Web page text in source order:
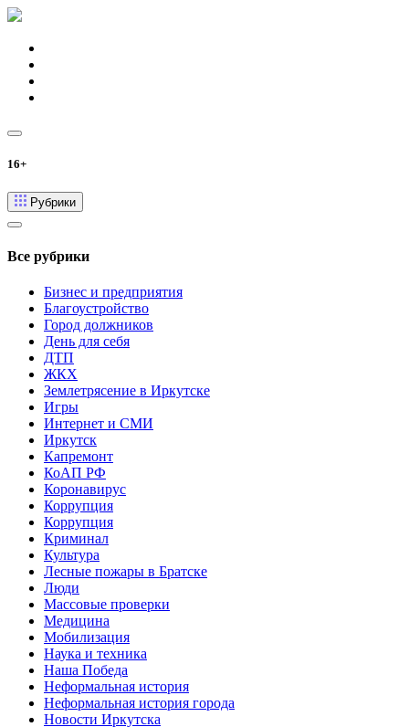
16+
Рубрики
Все рубрики
Бизнес и предприятия
Благоустройство
Город должников
День для себя
ДТП
ЖКХ
Землетрясение в Иркутске
Игры
Интернет и СМИ
Иркутск
Капремонт
КоАП РФ
Коронавирус
Коррупция
Коррупция
Криминал
Культура
Лесные пожары в Братске
Люди
Массовые проверки
Медицина
Мобилизация
Наука и техника
Наша Победа
Неформальная история
Неформальная история города
Новости Иркутска